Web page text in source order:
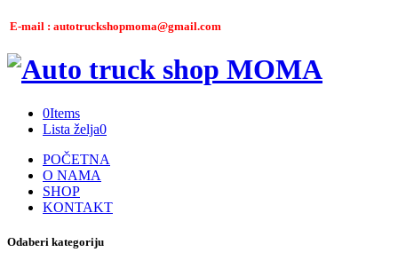
E-mail : autotruckshopmoma@gmail.com
0Items
Lista želja0
POČETNA
O NAMA
SHOP
KONTAKT
Odaberi kategoriju